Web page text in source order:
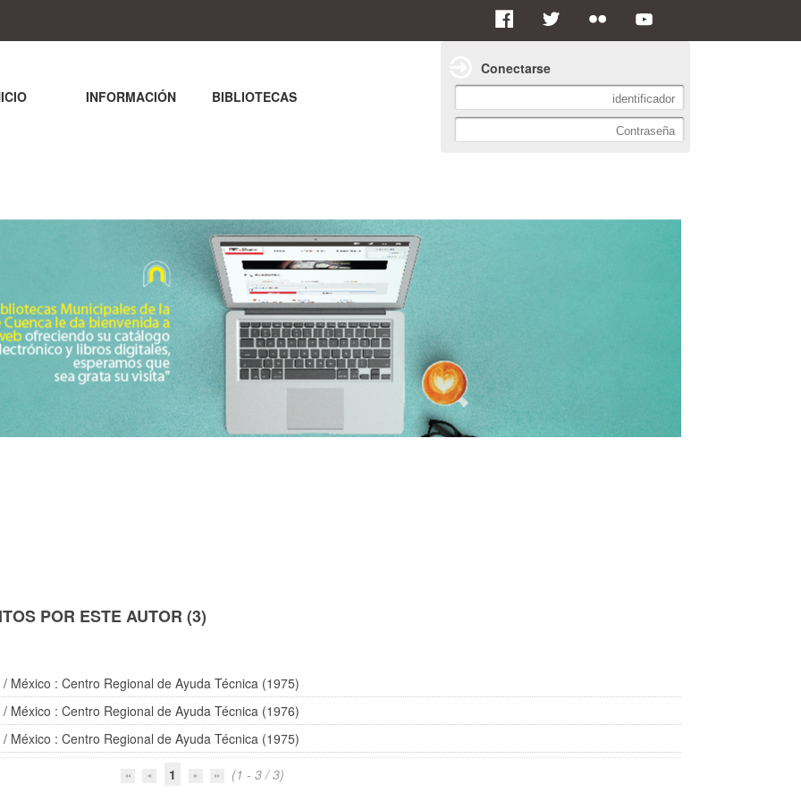
POR ESTE AUTOR (3)
/ México : Centro Regional de Ayuda Técnica (1975)
/ México : Centro Regional de Ayuda Técnica (1976)
/ México : Centro Regional de Ayuda Técnica (1975)
1
(1 - 3 / 3)
INFORMACIÓN BIBLIOTECAS
Conectarse